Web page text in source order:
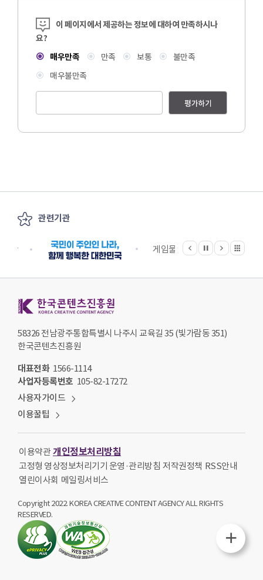
콘텐츠 만족도 조사
이 페이지에서 제공하는 정보에 대하여 만족하시나
요?
매우만족
만족 보통
불만족
매우불만족
평가하기
관련기관
게임물관리위원회
이전
정지
다음 관련기관 전체보기
58326 전남광주통합특별시 나주시 교육길 35 (빛가람동 351)
한국콘텐츠진흥원
대표전화 1566-1114
사업자등록번호 105-82-17272
사용자가이드
이용꿀팁
이용약관 개인정보처리방침
고정형 영상정보처리기기 운영·관리방침 저작권정책 RSS안내
열린이사회 메일링서비스
Copyright 2022. KOREA CREATIVE CONTENT AGENCY ALL RIGHTS
RESERVED.